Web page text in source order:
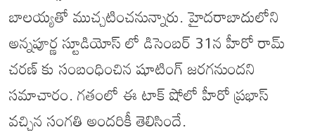
బాలయ్యతో ముచ్చటించనున్నారు. హైదరాబాదులోని
అన్నపూర్ణ స్టూడియోస్ లో డిసెంబర్ 31న హీరో రామ్
చరణ్ కు సంబంధించిన షూటింగ్ జరగనుందని
సమాచారం. గతంలో ఈ టాక్ షోలో హీరో ప్రభాస్
వచ్చిన సంగతి అందరికీ తెలిసిందే.